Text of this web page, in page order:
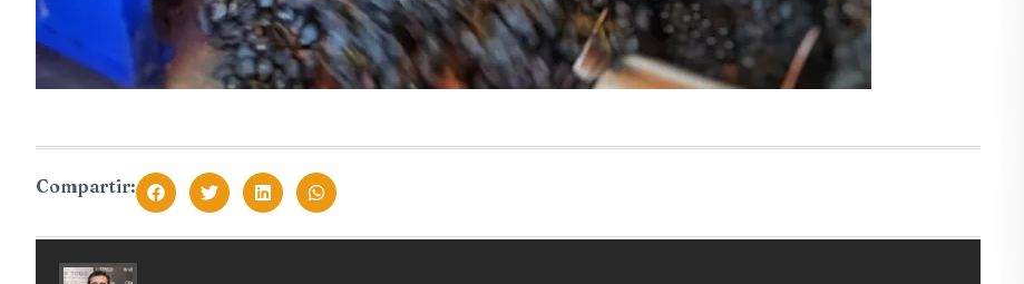
Compartir: